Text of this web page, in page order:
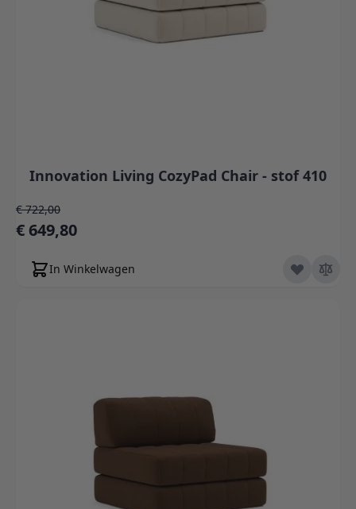
Innovation Living CozyPad Chair - stof 410
Speciale prijs
€ 649,80
Normale prijs
€ 722,00
In Winkelwagen